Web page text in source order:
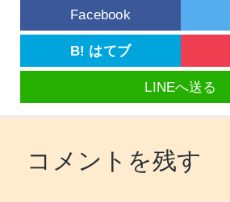
Facebook
B! はてブ
LINEへ送る
コメントを残す